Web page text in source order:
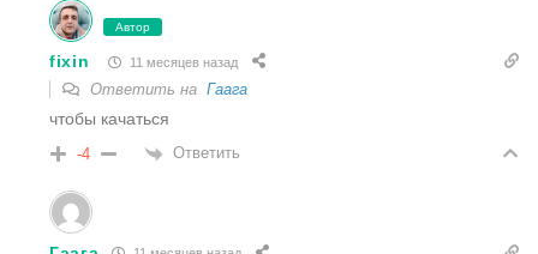
Автор
fixin 11 месяцев назад
Ответить на Гаага
чтобы качаться
-4 Ответить